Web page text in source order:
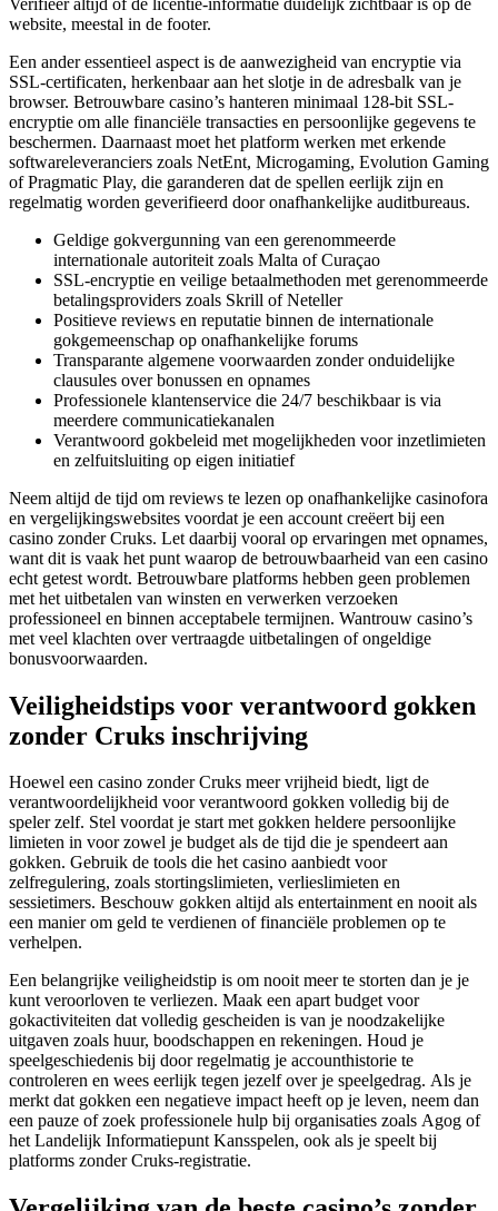
website, meestal in de footer.
Een ander essentieel aspect is de aanwezigheid van encryptie via
SSL-certificaten, herkenbaar aan het slotje in de adresbalk van je
browser. Betrouwbare casino’s hanteren minimaal 128-bit SSL-
encryptie om alle financiële transacties en persoonlijke gegevens te
beschermen. Daarnaast moet het platform werken met erkende
softwareleveranciers zoals NetEnt, Microgaming, Evolution Gaming
of Pragmatic Play, die garanderen dat de spellen eerlijk zijn en
regelmatig worden geverifieerd door onafhankelijke auditbureaus.
Geldige gokvergunning van een gerenommeerde
internationale autoriteit zoals Malta of Curaçao
SSL-encryptie en veilige betaalmethoden met gerenommeerde
betalingsproviders zoals Skrill of Neteller
Positieve reviews en reputatie binnen de internationale
gokgemeenschap op onafhankelijke forums
Transparante algemene voorwaarden zonder onduidelijke
clausules over bonussen en opnames
Professionele klantenservice die 24/7 beschikbaar is via
meerdere communicatiekanalen
Verantwoord gokbeleid met mogelijkheden voor inzetlimieten
en zelfuitsluiting op eigen initiatief
Neem altijd de tijd om reviews te lezen op onafhankelijke casinofora
en vergelijkingswebsites voordat je een account creëert bij een
casino zonder Cruks. Let daarbij vooral op ervaringen met opnames,
want dit is vaak het punt waarop de betrouwbaarheid van een casino
echt getest wordt. Betrouwbare platforms hebben geen problemen
met het uitbetalen van winsten en verwerken verzoeken
professioneel en binnen acceptabele termijnen. Wantrouw casino’s
met veel klachten over vertraagde uitbetalingen of ongeldige
bonusvoorwaarden.
Veiligheidstips voor verantwoord gokken
zonder Cruks inschrijving
Hoewel een casino zonder Cruks meer vrijheid biedt, ligt de
verantwoordelijkheid voor verantwoord gokken volledig bij de
speler zelf. Stel voordat je start met gokken heldere persoonlijke
limieten in voor zowel je budget als de tijd die je spendeert aan
gokken. Gebruik de tools die het casino aanbiedt voor
zelfregulering, zoals stortingslimieten, verlieslimieten en
sessietimers. Beschouw gokken altijd als entertainment en nooit als
een manier om geld te verdienen of financiële problemen op te
verhelpen.
Een belangrijke veiligheidstip is om nooit meer te storten dan je je
kunt veroorloven te verliezen. Maak een apart budget voor
gokactiviteiten dat volledig gescheiden is van je noodzakelijke
uitgaven zoals huur, boodschappen en rekeningen. Houd je
speelgeschiedenis bij door regelmatig je accounthistorie te
controleren en wees eerlijk tegen jezelf over je speelgedrag. Als je
merkt dat gokken een negatieve impact heeft op je leven, neem dan
een pauze of zoek professionele hulp bij organisaties zoals Agog of
het Landelijk Informatiepunt Kansspelen, ook als je speelt bij
platforms zonder Cruks-registratie.